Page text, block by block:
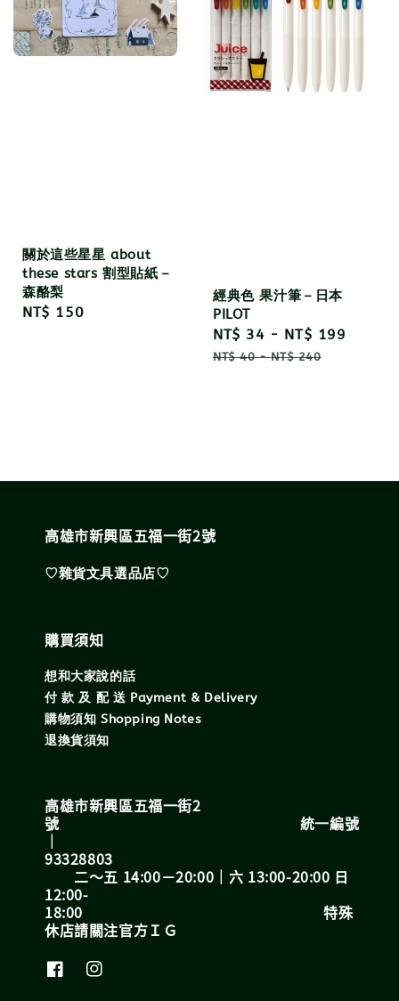
關於這些星星 about
these stars 割型貼紙－
森酪梨
Regular
NT$ 150
經典色 果汁筆－日本
PILOT
Sale
price
NT$ 34 - NT$ 199
NT$ 40-NT$ 240
高雄市新興區五福一街2號
♡雜貨文具選品店♡
購買須知
想和大家說的話
付 款 及 配 送 Payment & Delivery
購物須知 Shopping Notes
退換貨須知
高雄市新興區五福一街2
號 統一編號
｜
93328803
二～五 14:00－20:00｜六 13:00-20:00 日
12:00-
18:00 特殊
休店請關注官方ＩＧ